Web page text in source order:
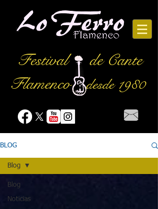
Festival
de Cante
Flamencodesde 1980
BLOG
Blog
Noticias
Blog